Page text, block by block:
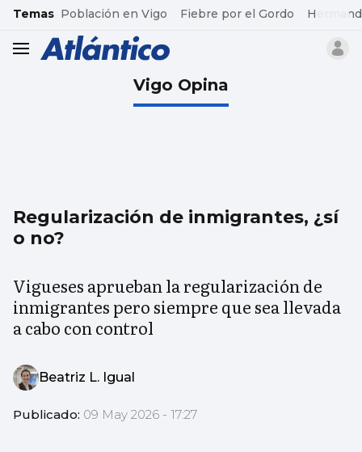
common.go-to-content
Temas Población en Vigo Fiebre por el Gordo
header.menu.open
Vigo Opina
Regularización de inmigrantes, ¿sí
o no?
Vigueses aprueban la regularización de
inmigrantes pero siempre que sea llevada
a cabo con control
Beatriz L. Igual
Publicado: 09 May 2026 - 17:27